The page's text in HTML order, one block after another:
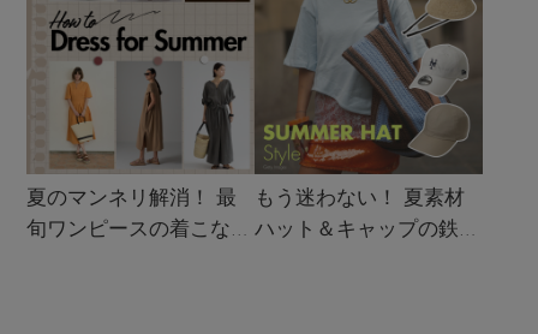
夏のマンネリ解消！ 最
旬ワンピースの着こなし
もう迷わない！ 夏素材
ハット＆キャップの鉄板